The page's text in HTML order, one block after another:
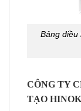
Bảng điều
CÔNG TY
TẠO